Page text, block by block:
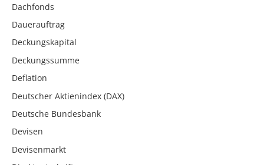
Dachfonds
Dauerauftrag
Deckungskapital
Deckungssumme
Deflation
Deutscher Aktienindex (DAX)
Deutsche Bundesbank
Devisen
Devisenmarkt